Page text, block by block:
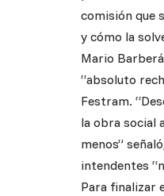
comisión que
y cómo la
Mario
“absoluto
Festram.
la obra social
menos”
intendentes
Para finalizar